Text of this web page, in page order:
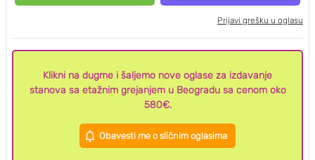
Prijavi grešku u oglasu
Klikni na dugme i šaljemo nove oglase za izdavanje
stanova sa etažnim grejanjem u Beogradu sa cenom oko
580€.
Obavesti me o sličnim oglasima